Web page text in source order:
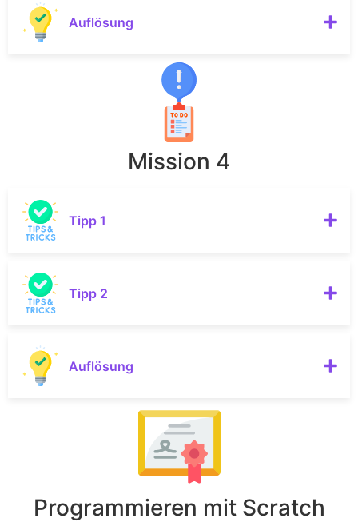
Auflösung
Mission 4
Tipp 1
Tipp 2
Auflösung
Programmieren mit Scratch